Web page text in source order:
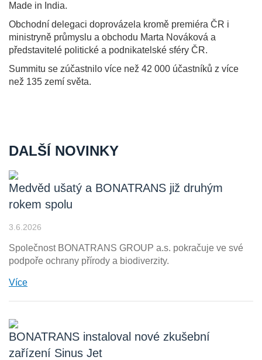
Made in India.
Obchodní delegaci doprovázela kromě premiéra ČR i
ministryně průmyslu a obchodu Marta Nováková a
představitelé politické a podnikatelské sféry ČR.
Summitu se zúčastnilo více než 42 000 účastníků z více
než 135 zemí světa.
DALŠÍ NOVINKY
Medvěd ušatý a BONATRANS již druhým
rokem spolu
3.6.2026
Společnost BONATRANS GROUP a.s. pokračuje ve své
podpoře ochrany přírody a biodiverzity.
Více
BONATRANS instaloval nové zkušební
zařízení Sinus Jet